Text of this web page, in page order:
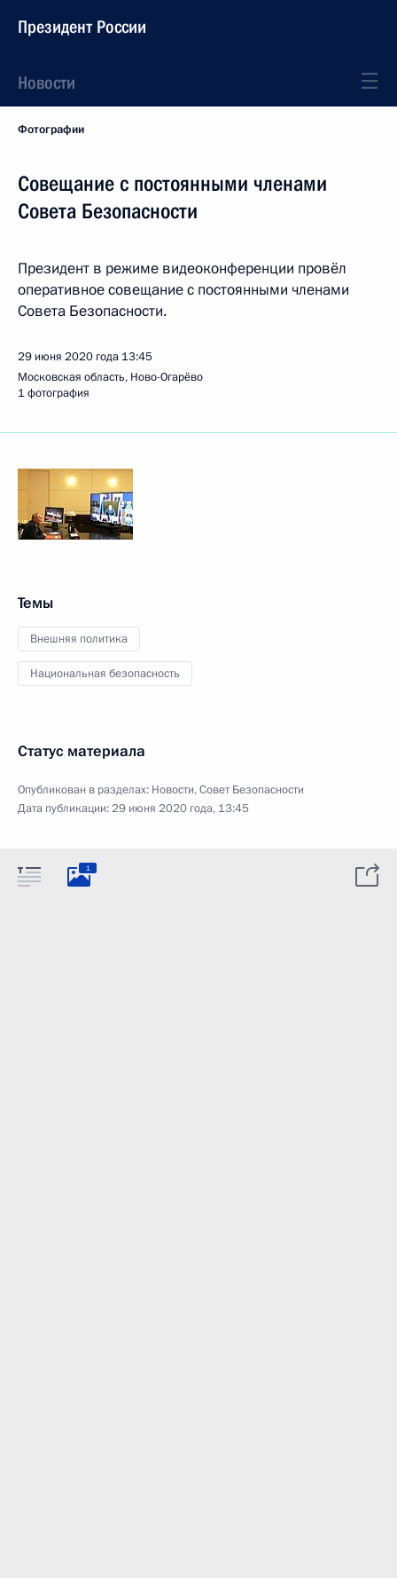
Президент России
Новости
Фотографии
Совещание с постоянными членами
Совета Безопасности
Президент в режиме видеоконференции провёл
оперативное совещание с постоянными членами
Совета Безопасности.
29 июня 2020 года 13:45
Московская область, Ново-Огарёво
1 фотография
Темы
Внешняя политика
Национальная безопасность
Статус материала
Опубликован в разделах: Новости,Совет Безопасности
Дата публикации:29 июня 2020 года, 13:45
1